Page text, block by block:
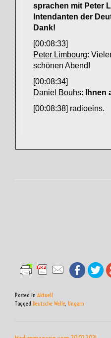
sprachen mit Peter
Intendanten der
Dank!
[00:08:33]
Peter Limbourg:
schönen Abend!
[00:08:34]
Daniel Bouhs:
Ihnen
[00:08:38] radioeins.
Posted in Aktuell
Tagged Deutsche Welle, Ungarn